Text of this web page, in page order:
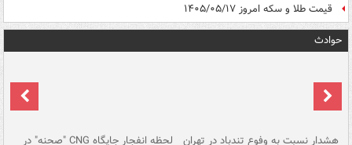
قیمت طلا و سکه امروز ۱۴۰۵/۰۵/۱۷
حوادث
هشدار نسبت به وفوع تندباد در تهران لحظه انفجار جایگاه CNG "صحنه" در